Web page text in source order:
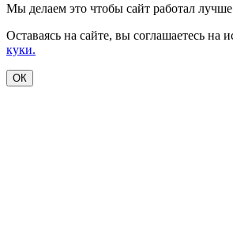
Мы делаем это чтобы сайт работал
Оставаясь на сайте, вы соглашаетесь на
куки.
ОК